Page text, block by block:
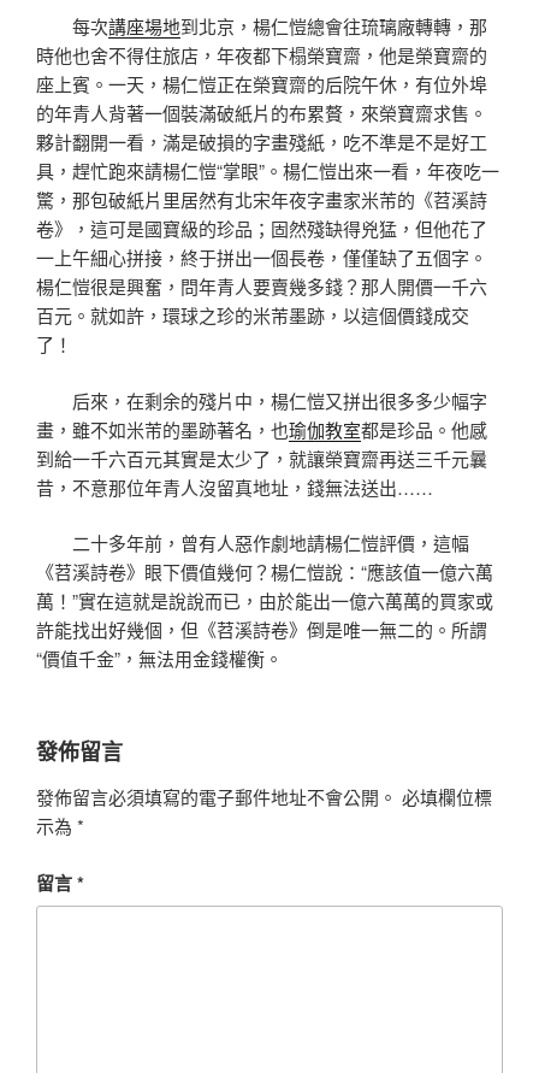
每次講座場地到北京，楊仁愷總會往琉璃廠轉轉，那
時他也舍不得住旅店，年夜都下榻榮寶齋，他是榮寶齋的
座上賓。一天，楊仁愷正在榮寶齋的后院午休，有位外埠
的年青人背著一個裝滿破紙片的布累贅，來榮寶齋求售。
夥計翻開一看，滿是破損的字畫殘紙，吃不準是不是好工
具，趕忙跑來請楊仁愷“掌眼”。楊仁愷出來一看，年夜吃一
驚，那包破紙片里居然有北宋年夜字畫家米芾的《苕溪詩
卷》，這可是國寶級的珍品；固然殘缺得兇猛，但他花了
一上午細心拼接，終于拼出一個長卷，僅僅缺了五個字。
楊仁愷很是興奮，問年青人要賣幾多錢？那人開價一千六
百元。就如許，環球之珍的米芾墨跡，以這個價錢成交
了！
后來，在剩余的殘片中，楊仁愷又拼出很多多少幅字
畫，雖不如米芾的墨跡著名，也瑜伽教室都是珍品。他感
到給一千六百元其實是太少了，就讓榮寶齋再送三千元曩
昔，不意那位年青人沒留真地址，錢無法送出……
二十多年前，曾有人惡作劇地請楊仁愷評價，這幅
《苕溪詩卷》眼下價值幾何？楊仁愷說：“應該值一億六萬
萬！”實在這就是說說而已，由於能出一億六萬萬的買家或
許能找出好幾個，但《苕溪詩卷》倒是唯一無二的。所謂
“價值千金”，無法用金錢權衡。
發佈留言
發佈留言必須填寫的電子郵件地址不會公開。 必填欄位標
示為 *
留言*